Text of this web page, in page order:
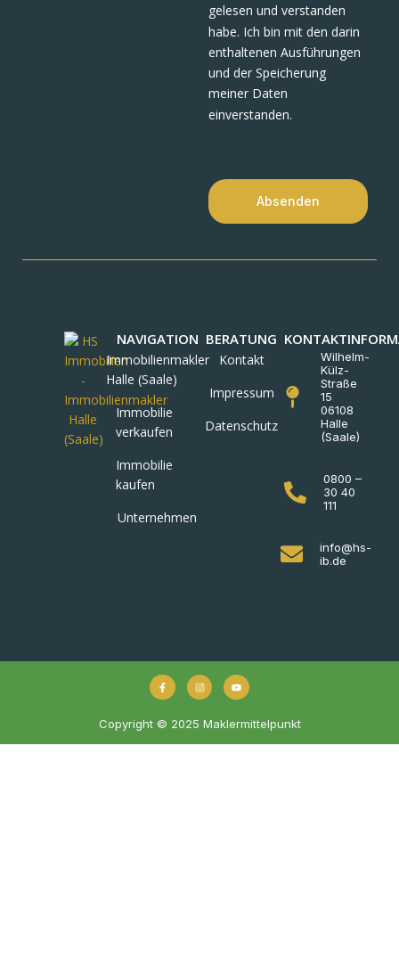
gelesen und verstanden
habe. Ich bin mit den darin
enthaltenen Ausführungen
und der Speicherung
meiner Daten
einverstanden.
Absenden
NAVIGATION
Immobilienmakler
Halle (Saale)
Immobilie
verkaufen
Immobilie
kaufen
Unternehmen
BERATUNG
Kontakt
Impressum
Datenschutz
Wilhelm-
Külz-
Straße
15
06108
Halle
(Saale)
0800 –
30 40
111
info@hs-
ib.de
Copyright © 2025 Maklermittelpunkt